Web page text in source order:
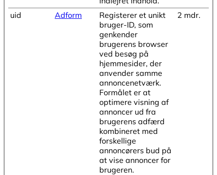
uid Adform
Registerer et unikt
bruger-ID, som
genkender
brugerens browser
ved besøg på
hjemmesider, der
anvender samme
annoncenetværk.
Formålet er at
optimere visning af
annoncer ud fra
brugerens adfærd
kombineret med
forskellige
annoncørers bud på
at vise annoncer for
brugeren.
2 mdr.